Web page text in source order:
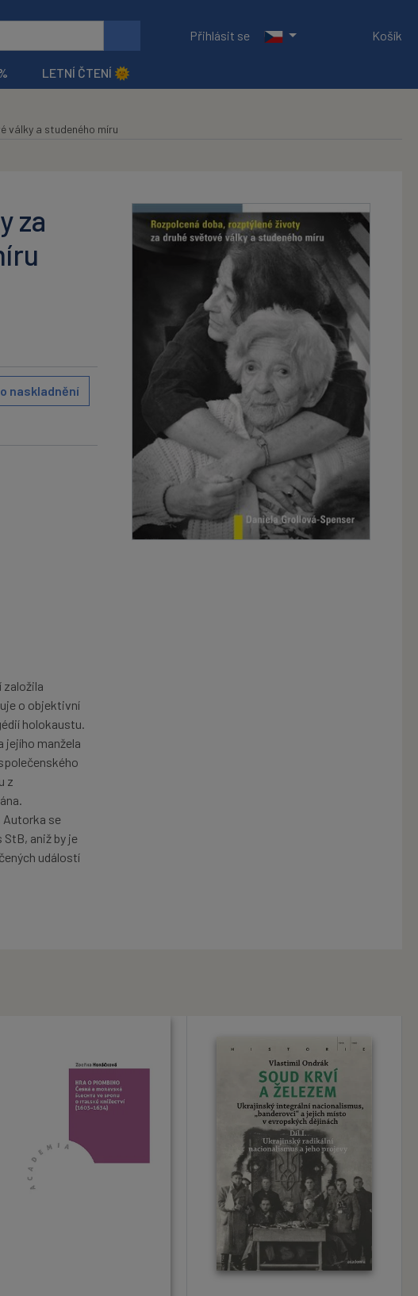
Přihlásit se
Košík
LETNÍ ČTENÍ 🌞
války a studeného míru
za
naskladnění
založila
o objektivní
holokaustu.
jejího manžela
z
Autorka se
aniž by je
událostí